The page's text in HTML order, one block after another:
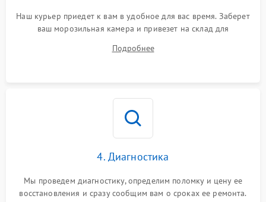
Наш курьер приедет к вам в удобное для вас время. Заберет
ваш морозильная камера и привезет на склад для
Подробнее
4. Диагностика
Мы проведем диагностику, определим поломку и цену ее
восстановления и сразу сообщим вам о сроках ее ремонта.